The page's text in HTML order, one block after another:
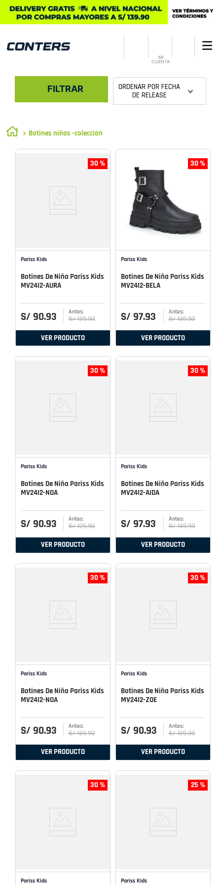
MI
CUENTA
FILTRAR ORDENAR POR FECHA
DE RELEASE
Botines niñas -coleccion
30 %
Pariss Kids
Botines De Niña Pariss Kids
MV24I2-AURA
S/ 90.93 S/ 129.90
VER PRODUCTO
30 %
Pariss Kids
Botines De Niña Pariss Kids
MV24I2-BELA
S/ 97.93 S/ 139.90
VER PRODUCTO
30 %
Pariss Kids
Botines De Niña Pariss Kids
MV24I2-NOA
S/ 90.93 S/ 129.90
VER PRODUCTO
30 %
Pariss Kids
Botines De Niña Pariss Kids
MV24I2-AIDA
S/ 97.93 S/ 139.90
VER PRODUCTO
30 %
Pariss Kids
Botines De Niña Pariss Kids
MV24I2-NOA
S/ 90.93 S/ 129.90
VER PRODUCTO
30 %
Pariss Kids
Botines De Niña Pariss Kids
MV24I2-ZOE
S/ 90.93 S/ 129.90
VER PRODUCTO
30 %
Pariss Kids
25 %
Pariss Kids